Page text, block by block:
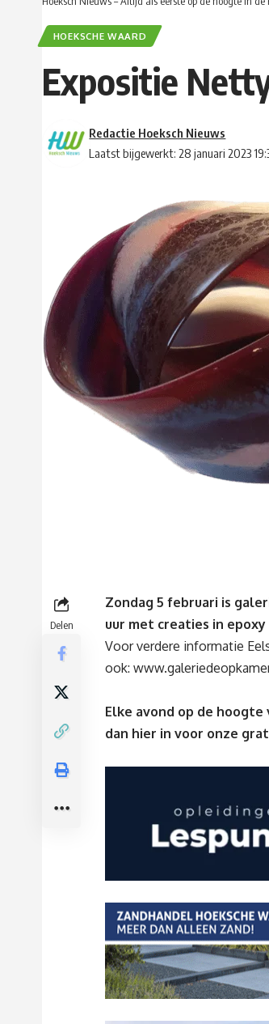
HOEKSCHE WAARD
Expositie
Laatst bijgewerkt: 28 januari 2023
Redactie Hoeksch Nieuws
Delen
Zondag 5 februari is
uur met creaties in
Voor verdere informatie
ook:
Elke avond op de
dan hier in voor onze